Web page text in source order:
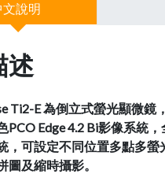
文說明
述
Ti2-E 為倒立式螢光顯微鏡
PCO Edge 4.2 Bi影像系統
，可設定不同位置多點多螢
圖及縮時攝影。